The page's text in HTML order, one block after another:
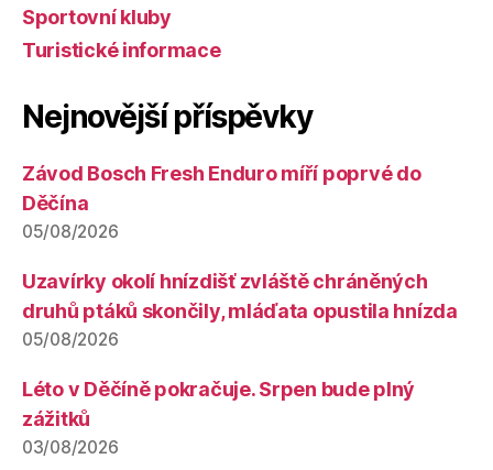
Sportovní kluby
Turistické informace
Nejnovější příspěvky
Závod Bosch Fresh Enduro míří poprvé do
Děčína
05/08/2026
Uzavírky okolí hnízdišť zvláště chráněných
druhů ptáků skončily, mláďata opustila hnízda
05/08/2026
Léto v Děčíně pokračuje. Srpen bude plný
zážitků
03/08/2026